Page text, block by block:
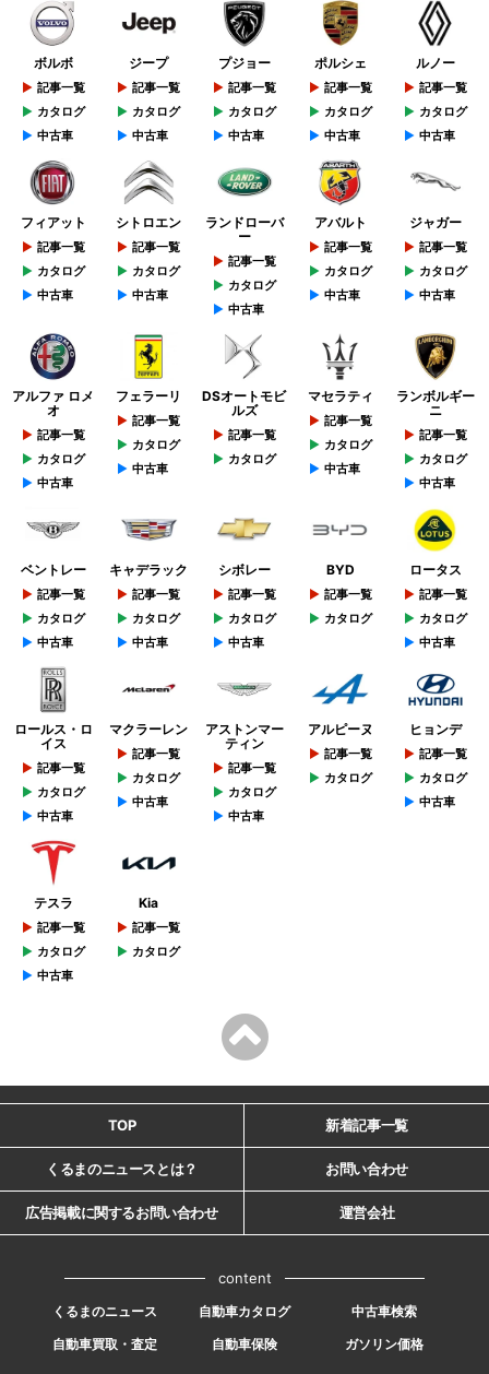
ボルボ
記事一覧
カタログ
中古車
ジープ
記事一覧
カタログ
中古車
プジョー
記事一覧
カタログ
中古車
ポルシェ
記事一覧
カタログ
中古車
ルノー
記事一覧
カタログ
中古車
フィアット
記事一覧
カタログ
中古車
シトロエン
記事一覧
カタログ
中古車
ランドローバ
ー
記事一覧
カタログ
中古車
アバルト
記事一覧
カタログ
中古車
ジャガー
記事一覧
カタログ
中古車
アルファ ロメ
オ
記事一覧
カタログ
中古車
フェラーリ
記事一覧
カタログ
中古車
DSオートモビ
ルズ
記事一覧
カタログ
マセラティ
記事一覧
カタログ
中古車
ランボルギー
ニ
記事一覧
カタログ
中古車
ベントレー
記事一覧
カタログ
中古車
キャデラック
記事一覧
カタログ
中古車
シボレー
記事一覧
カタログ
中古車
BYD
記事一覧
カタログ
ロータス
記事一覧
カタログ
中古車
ロールス・ロ
イス
記事一覧
カタログ
中古車
マクラーレン
記事一覧
カタログ
中古車
アストンマー
ティン
記事一覧
カタログ
中古車
アルピーヌ
記事一覧
カタログ
ヒョンデ
記事一覧
カタログ
中古車
テスラ
記事一覧
カタログ
中古車
Kia
記事一覧
カタログ
TOP 新着記事一覧
くるまのニュースとは？ お問い合わせ
広告掲載に関するお問い合わせ 運営会社
content
くるまのニュース 自動車カタログ
中古車検索
自動車買取・査定
自動車保険 ガソリン価格